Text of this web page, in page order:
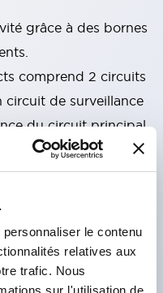
le contenu
relatives aux
trafic. Nous
sur l'utilisation de
grâce à des bornes
comprend 2 circuits
circuit de surveillance
du circuit principal
par clé pour le
dans de
porte de protection,
machine elle-même,